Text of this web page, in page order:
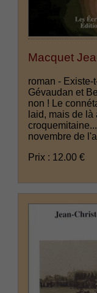
Macquet
roman - Existe-
Gévaudan et
non ! Le
laid, mais de
novembre de
Prix : 12.00 €